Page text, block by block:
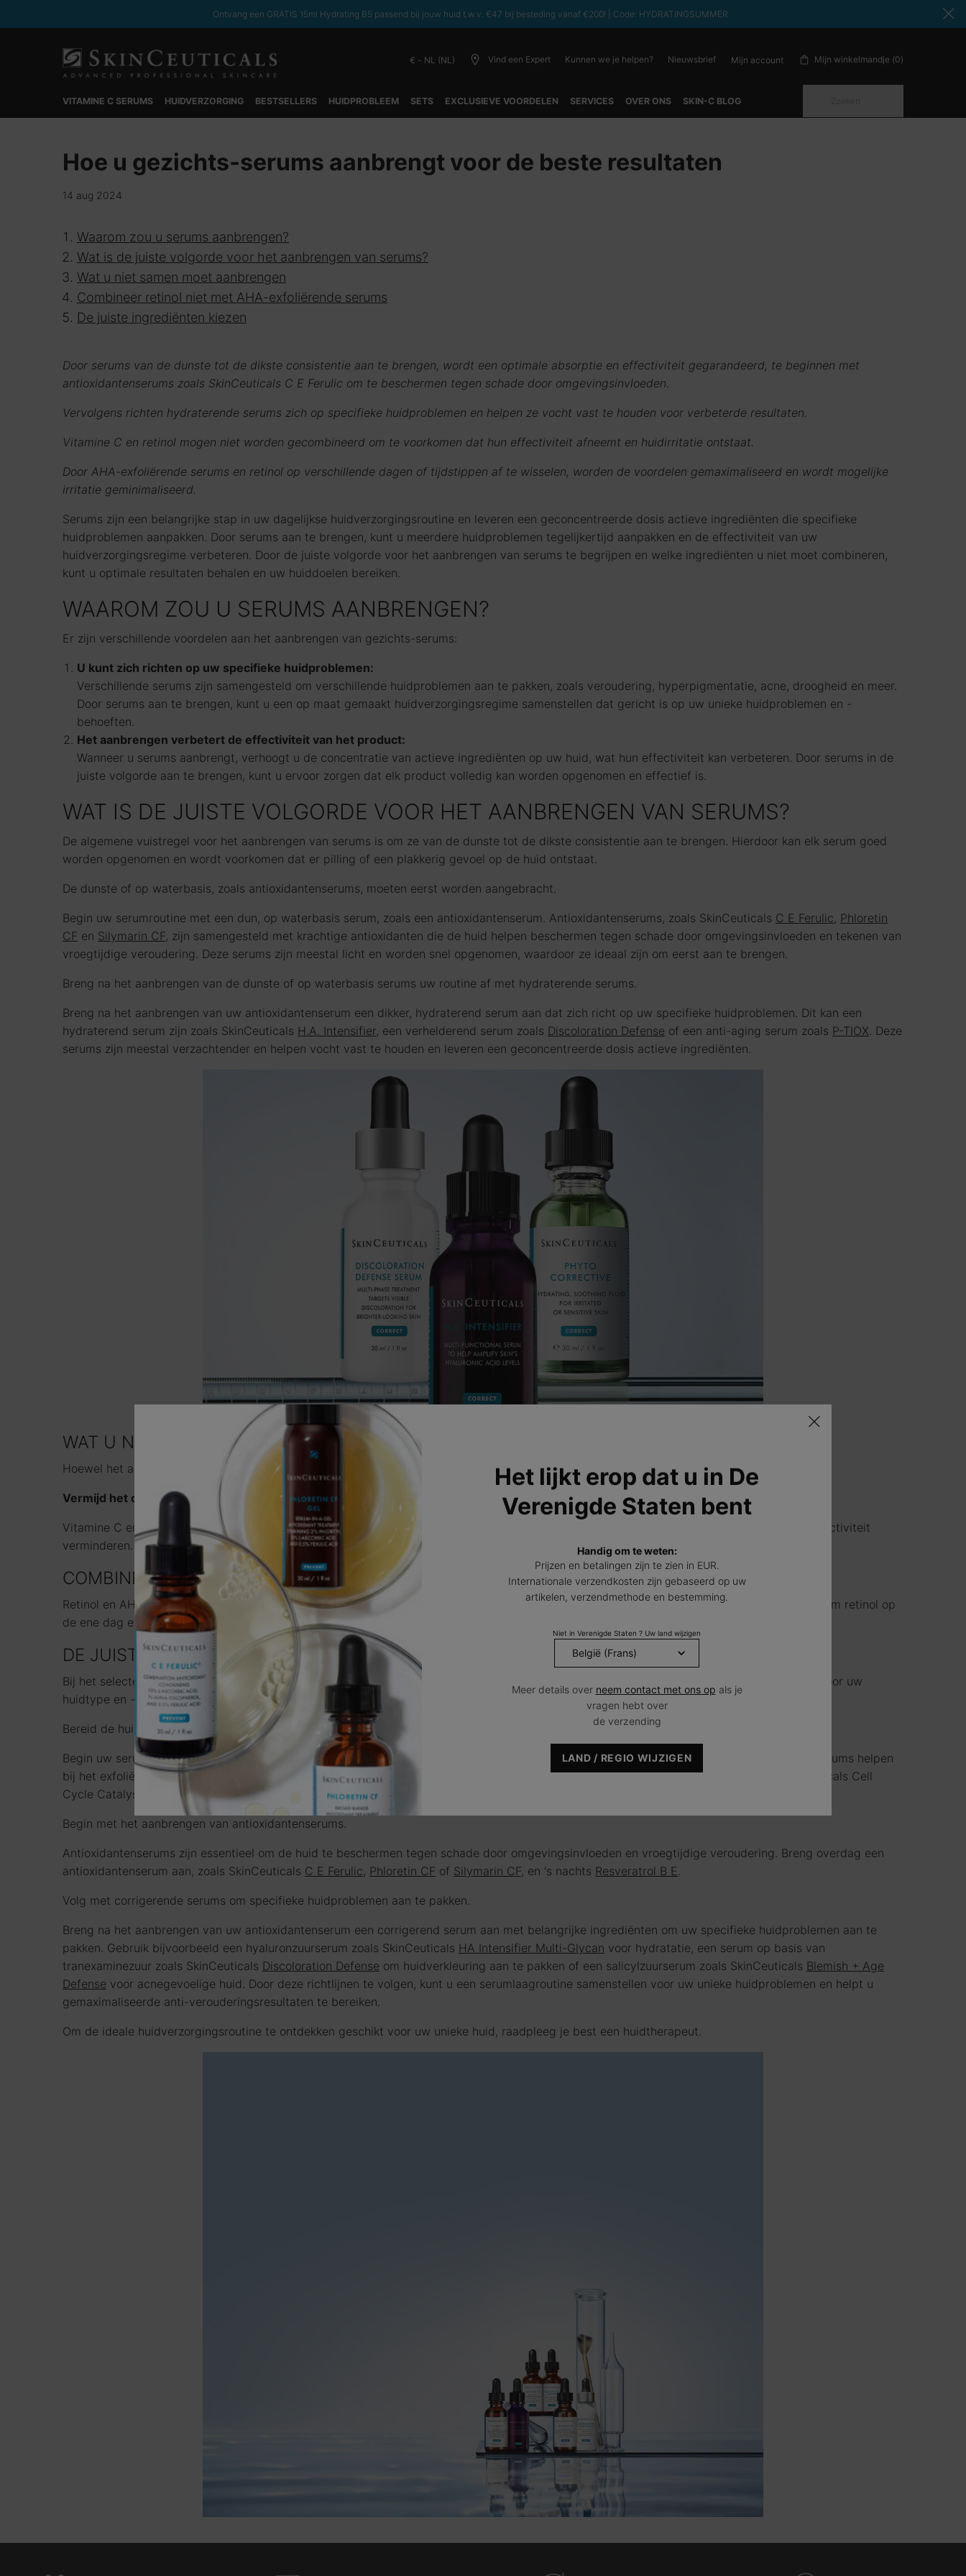
Ontvang een GRATIS 15ml Hydrating B5 passend bij jouw huid t.w.v. €47 bij besteding vanaf €200! | Code: HYDRATINGSUMMER
€ - NL (NL) Vind een Expert Kunnen we je helpen? Nieuwsbrief Mijn account Mijn winkelmandje 0
0 product in winkelwagen
VITAMINE C SERUMS HUIDVERZORGING BESTSELLERS HUIDPROBLEEM SETS EXCLUSIEVE VOORDELEN SERVICES OVER ONS SKIN-C BLOG
Hoe u gezichts-serums aanbrengt voor de beste resultaten
14 aug 2024
Waarom zou u serums aanbrengen?
Wat is de juiste volgorde voor het aanbrengen van serums?
Wat u niet samen moet aanbrengen
Combineer retinol niet met AHA-exfoliërende serums
De juiste ingrediënten kiezen
Door serums van de dunste tot de dikste consistentie aan te brengen, wordt een optimale absorptie en effectiviteit gegarandeerd, te beginnen met
antioxidantenserums zoals SkinCeuticals C E Ferulic om te beschermen tegen schade door omgevingsinvloeden.
Vervolgens richten hydraterende serums zich op specifieke huidproblemen en helpen ze vocht vast te houden voor verbeterde resultaten.
Vitamine C en retinol mogen niet worden gecombineerd om te voorkomen dat hun effectiviteit afneemt en huidirritatie ontstaat.
Door AHA-exfoliërende serums en retinol op verschillende dagen of tijdstippen af te wisselen, worden de voordelen gemaximaliseerd en wordt mogelijke
irritatie geminimaliseerd.
Serums zijn een belangrijke stap in uw dagelijkse huidverzorgingsroutine en leveren een geconcentreerde dosis actieve ingrediënten die specifieke
huidproblemen aanpakken. Door serums aan te brengen, kunt u meerdere huidproblemen tegelijkertijd aanpakken en de effectiviteit van uw
huidverzorgingsregime verbeteren. Door de juiste volgorde voor het aanbrengen van serums te begrijpen en welke ingrediënten u niet moet combineren,
kunt u optimale resultaten behalen en uw huiddoelen bereiken.
WAAROM ZOU U SERUMS AANBRENGEN?
Er zijn verschillende voordelen aan het aanbrengen van gezichts-serums:
U kunt zich richten op uw specifieke huidproblemen:
Verschillende serums zijn samengesteld om verschillende huidproblemen aan te pakken, zoals veroudering, hyperpigmentatie, acne, droogheid en meer.
Door serums aan te brengen, kunt u een op maat gemaakt huidverzorgingsregime samenstellen dat gericht is op uw unieke huidproblemen en -
behoeften.
Het aanbrengen verbetert de effectiviteit van het product:
Wanneer u serums aanbrengt, verhoogt u de concentratie van actieve ingrediënten op uw huid, wat hun effectiviteit kan verbeteren. Door serums in de
juiste volgorde aan te brengen, kunt u ervoor zorgen dat elk product volledig kan worden opgenomen en effectief is.
WAT IS DE JUISTE VOLGORDE VOOR HET AANBRENGEN VAN SERUMS?
De algemene vuistregel voor het aanbrengen van serums is om ze van de dunste tot de dikste consistentie aan te brengen. Hierdoor kan elk serum goed
worden opgenomen en wordt voorkomen dat er pilling of een plakkerig gevoel op de huid ontstaat.
De dunste of op waterbasis, zoals antioxidantenserums, moeten eerst worden aangebracht.
Begin uw serumroutine met een dun, op waterbasis serum, zoals een antioxidantenserum. Antioxidantenserums, zoals SkinCeuticals C E Ferulic, Phloretin
CF en Silymarin CF, zijn samengesteld met krachtige antioxidanten die de huid helpen beschermen tegen schade door omgevingsinvloeden en tekenen van
vroegtijdige veroudering. Deze serums zijn meestal licht en worden snel opgenomen, waardoor ze ideaal zijn om eerst aan te brengen.
Breng na het aanbrengen van de dunste of op waterbasis serums uw routine af met hydraterende serums.
Breng na het aanbrengen van uw antioxidantenserum een dikker, hydraterend serum aan dat zich richt op uw specifieke huidproblemen. Dit kan een
hydraterend serum zijn zoals SkinCeuticals H.A. Intensifier, een verhelderend serum zoals Discoloration Defense of een anti-aging serum zoals P-TIOX. Deze
serums zijn meestal verzachtender en helpen vocht vast te houden en leveren een geconcentreerde dosis actieve ingrediënten.
WAT U NIET SAMEN MOET AANBRENGEN
Hoewel het aanbrengen van serums gunstig kan zijn, zijn er bepaalde combinaties die u moet vermijden:
Vermijd het combineren met retinolproducten.
Vitamine C en retinol zijn beide krachtige ingrediënten, maar ze kunnen met elkaar in wisselwerking treden en irritatie veroorzaken of hun effectiviteit
verminderen. Vitamine C moet 's ochtends worden gebruikt, terwijl retinol 's nachts kan worden gebruikt.
COMBINEER RETINOL NIET MET AHA-EXFOLIËRENDE SERUMS
Retinol en AHA-exfoliërende serums (zoalsglycolzuurof melkzuur) kunnen beide irritatie veroorzaken bij gelijktijdig gebruik. Het is het beste om retinol op
de ene dag en AHA-exfoliërende serums op een andere dag te gebruiken, of ze op verschillende tijdstippen van de dag te gebruiken.
DE JUISTE INGREDIËNTEN KIEZEN
Bij het selecteren van serums om aan te brengen, is het belangrijk om producten te kiezen die zijn samengesteld met de juiste ingrediënten voor uw
huidtype en -problemen. Hier zijn enkele algemene richtlijnen:
Bereid de huid voor met een celvernieuwend versnellend serum AHA/BHA-serum om anti-verouderingsresultaten te versterken.
Begin uw serumroutine met een celvernieuwend versnellend serum dat alfahydroxyzuren (AHA's) of bètahydroxyzuren (BHA's) bevat. Deze serums helpen
bij het exfoliëren van dode huidcellen en bevorderen de celvernieuwing, wat de effectiviteit van uw andere serums kan verbeteren. SkinCeuticals Cell
Cycle Catalyst is een ideale optie voor deze stap.
Begin met het aanbrengen van antioxidantenserums.
Antioxidantenserums zijn essentieel om de huid te beschermen tegen schade door omgevingsinvloeden en vroegtijdige veroudering. Breng overdag een
antioxidantenserum aan, zoals SkinCeuticals C E Ferulic, Phloretin CF of Silymarin CF, en 's nachts Resveratrol B E.
Volg met corrigerende serums om specifieke huidproblemen aan te pakken.
Breng na het aanbrengen van uw antioxidantenserum een corrigerend serum aan met belangrijke ingrediënten om uw specifieke huidproblemen aan te
pakken. Gebruik bijvoorbeeld een hyaluronzuurserum zoals SkinCeuticals HA Intensifier Multi-Glycan voor hydratatie, een serum op basis van
tranexaminezuur zoals SkinCeuticals Discoloration Defense om huidverkleuring aan te pakken of een salicylzuurserum zoals SkinCeuticals Blemish + Age
Defense voor acnegevoelige huid. Door deze richtlijnen te volgen, kunt u een serumlaagroutine samenstellen voor uw unieke huidproblemen en helpt u
gemaximaliseerde anti-verouderingsresultaten te bereiken.
Om de ideale huidverzorgingsroutine te ontdekken geschikt voor uw unieke huid, raadpleeg je best een huidtherapeut.
Het lijkt erop dat u in De
Verenigde Staten bent
Handig om te weten:
Prijzen en betalingen zijn te zien in EUR.
Internationale verzendkosten zijn gebaseerd op uw
artikelen, verzendmethode en bestemming.
Niet in Verenigde Staten ? Uw land wijzigen
Meer details over neem contact met ons op als je
vragen hebt over
de verzending
LAND / REGIO WIJZIGEN